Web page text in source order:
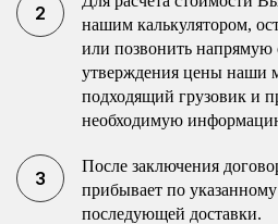
нашим калькулятором,
или позвонить напрямую
утверждения цены наши
подходящий грузовик и
необходимую
После заключения
прибывает по указанному
последующей доставки.